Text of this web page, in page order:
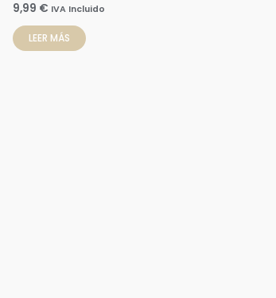
9,99 € IVA Incluido
LEER MÁS